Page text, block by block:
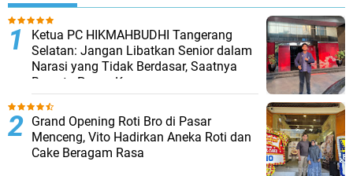
Ketua PC HIKMAHBUDHI Tangerang
Selatan: Jangan Libatkan Senior dalam
Narasi yang Tidak Berdasar, Saatnya
Bersatu Pasca Kongres
Grand Opening Roti Bro di Pasar
Menceng, Vito Hadirkan Aneka Roti dan
Cake Beragam Rasa